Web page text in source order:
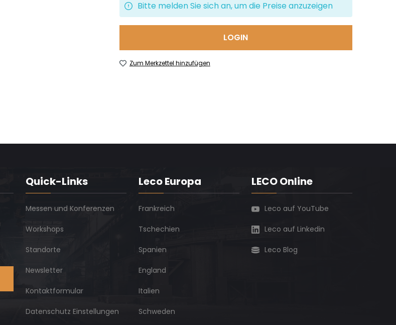
Bitte melden Sie sich an, um die Preise anzuzeigen
LOGIN
Zum Merkzettel hinzufügen
Quick-Links
Messen und Konferenzen
Workshops
Standorte
Newsletter
Kontaktformular
Datenschutz Einstellungen
Leco Europa
Frankreich
Tschechien
Spanien
England
Italien
Schweden
LECO Online
Leco auf YouTube
Leco auf Linkedin
Leco Blog